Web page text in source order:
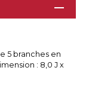
5 branches en
: 8,0 J x